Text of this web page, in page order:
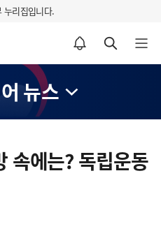
누리집입니다.
알림설정 바로가기 검색 바로가기 메뉴 열기
뉴스
속에는? 독립운동